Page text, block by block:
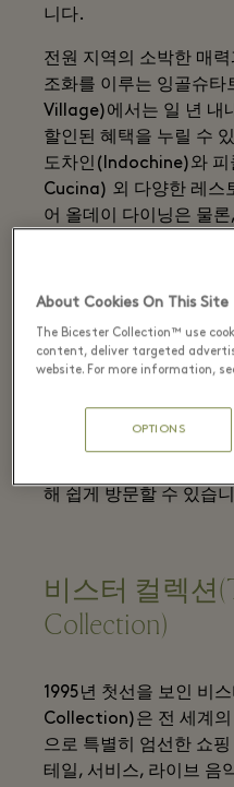
니다.
전원 지역의 소박한 매
조화를 이루는 잉골슈
Village)에서는 일 년 내
할인된 혜택을 누릴 수
도차인(Indochine)와
Cucina) 외 다양한 레스
어 올데이 다이닝은 물
한 컨시어지와 퍼스널
Village)까지, 풍성한 고
니다.
해 쉽게 방문할 수 있습
비스터 컬렉션
Collection)
1995년 첫선을 보인 비
Collection)은 전 세계의
으로 특별히 엄선한 쇼
테일, 서비스, 라이브 음
About Cookies On This Site
The Bicester Collection™ use
content, deliver targeted
website. For more information,
OPTIONS